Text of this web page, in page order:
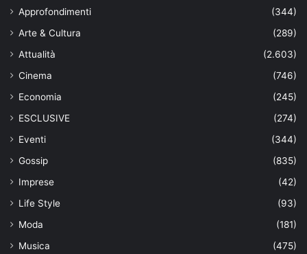
Approfondimenti
(344)
Arte & Cultura
(289)
Attualità
(2.603)
Cinema
(746)
Economia
(245)
ESCLUSIVE
(274)
Eventi
(344)
Gossip
(835)
Imprese
(42)
Life Style
(93)
Moda
(181)
Musica
(475)